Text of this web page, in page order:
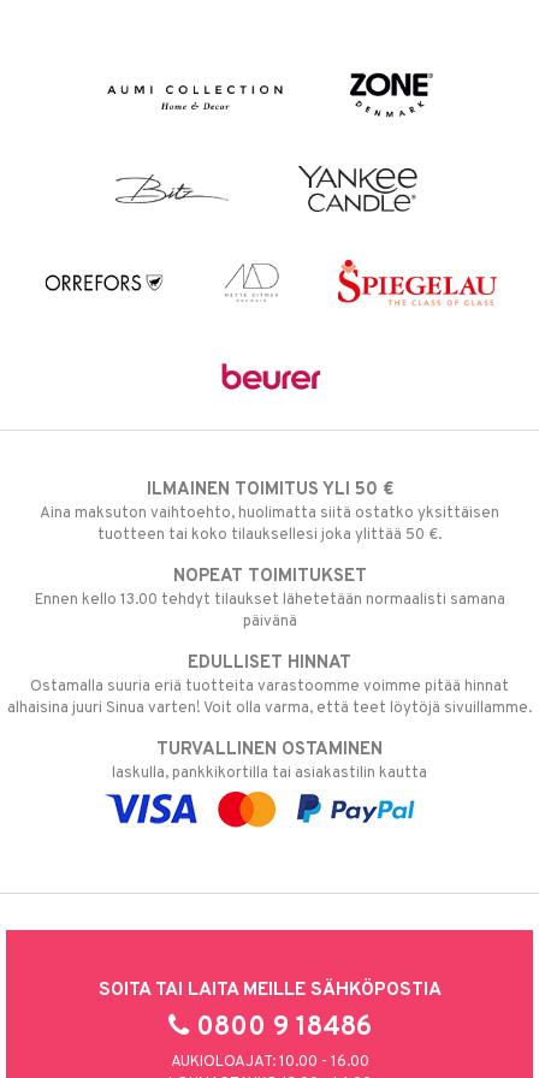
ILMAINEN TOIMITUS YLI 50 €
Aina maksuton vaihtoehto, huolimatta siitä ostatko yksittäisen
tuotteen tai koko tilauksellesi joka ylittää 50 €.
NOPEAT TOIMITUKSET
Ennen kello 13.00 tehdyt tilaukset lähetetään normaalisti samana
päivänä
EDULLISET HINNAT
Ostamalla suuria eriä tuotteita varastoomme voimme pitää hinnat
alhaisina juuri Sinua varten! Voit olla varma, että teet löytöjä sivuillamme.
TURVALLINEN OSTAMINEN
laskulla, pankkikortilla tai asiakastilin kautta
SOITA TAI LAITA MEILLE SÄHKÖPOSTIA
0800 9 18486
AUKIOLOAJAT: 10.00 - 16.00